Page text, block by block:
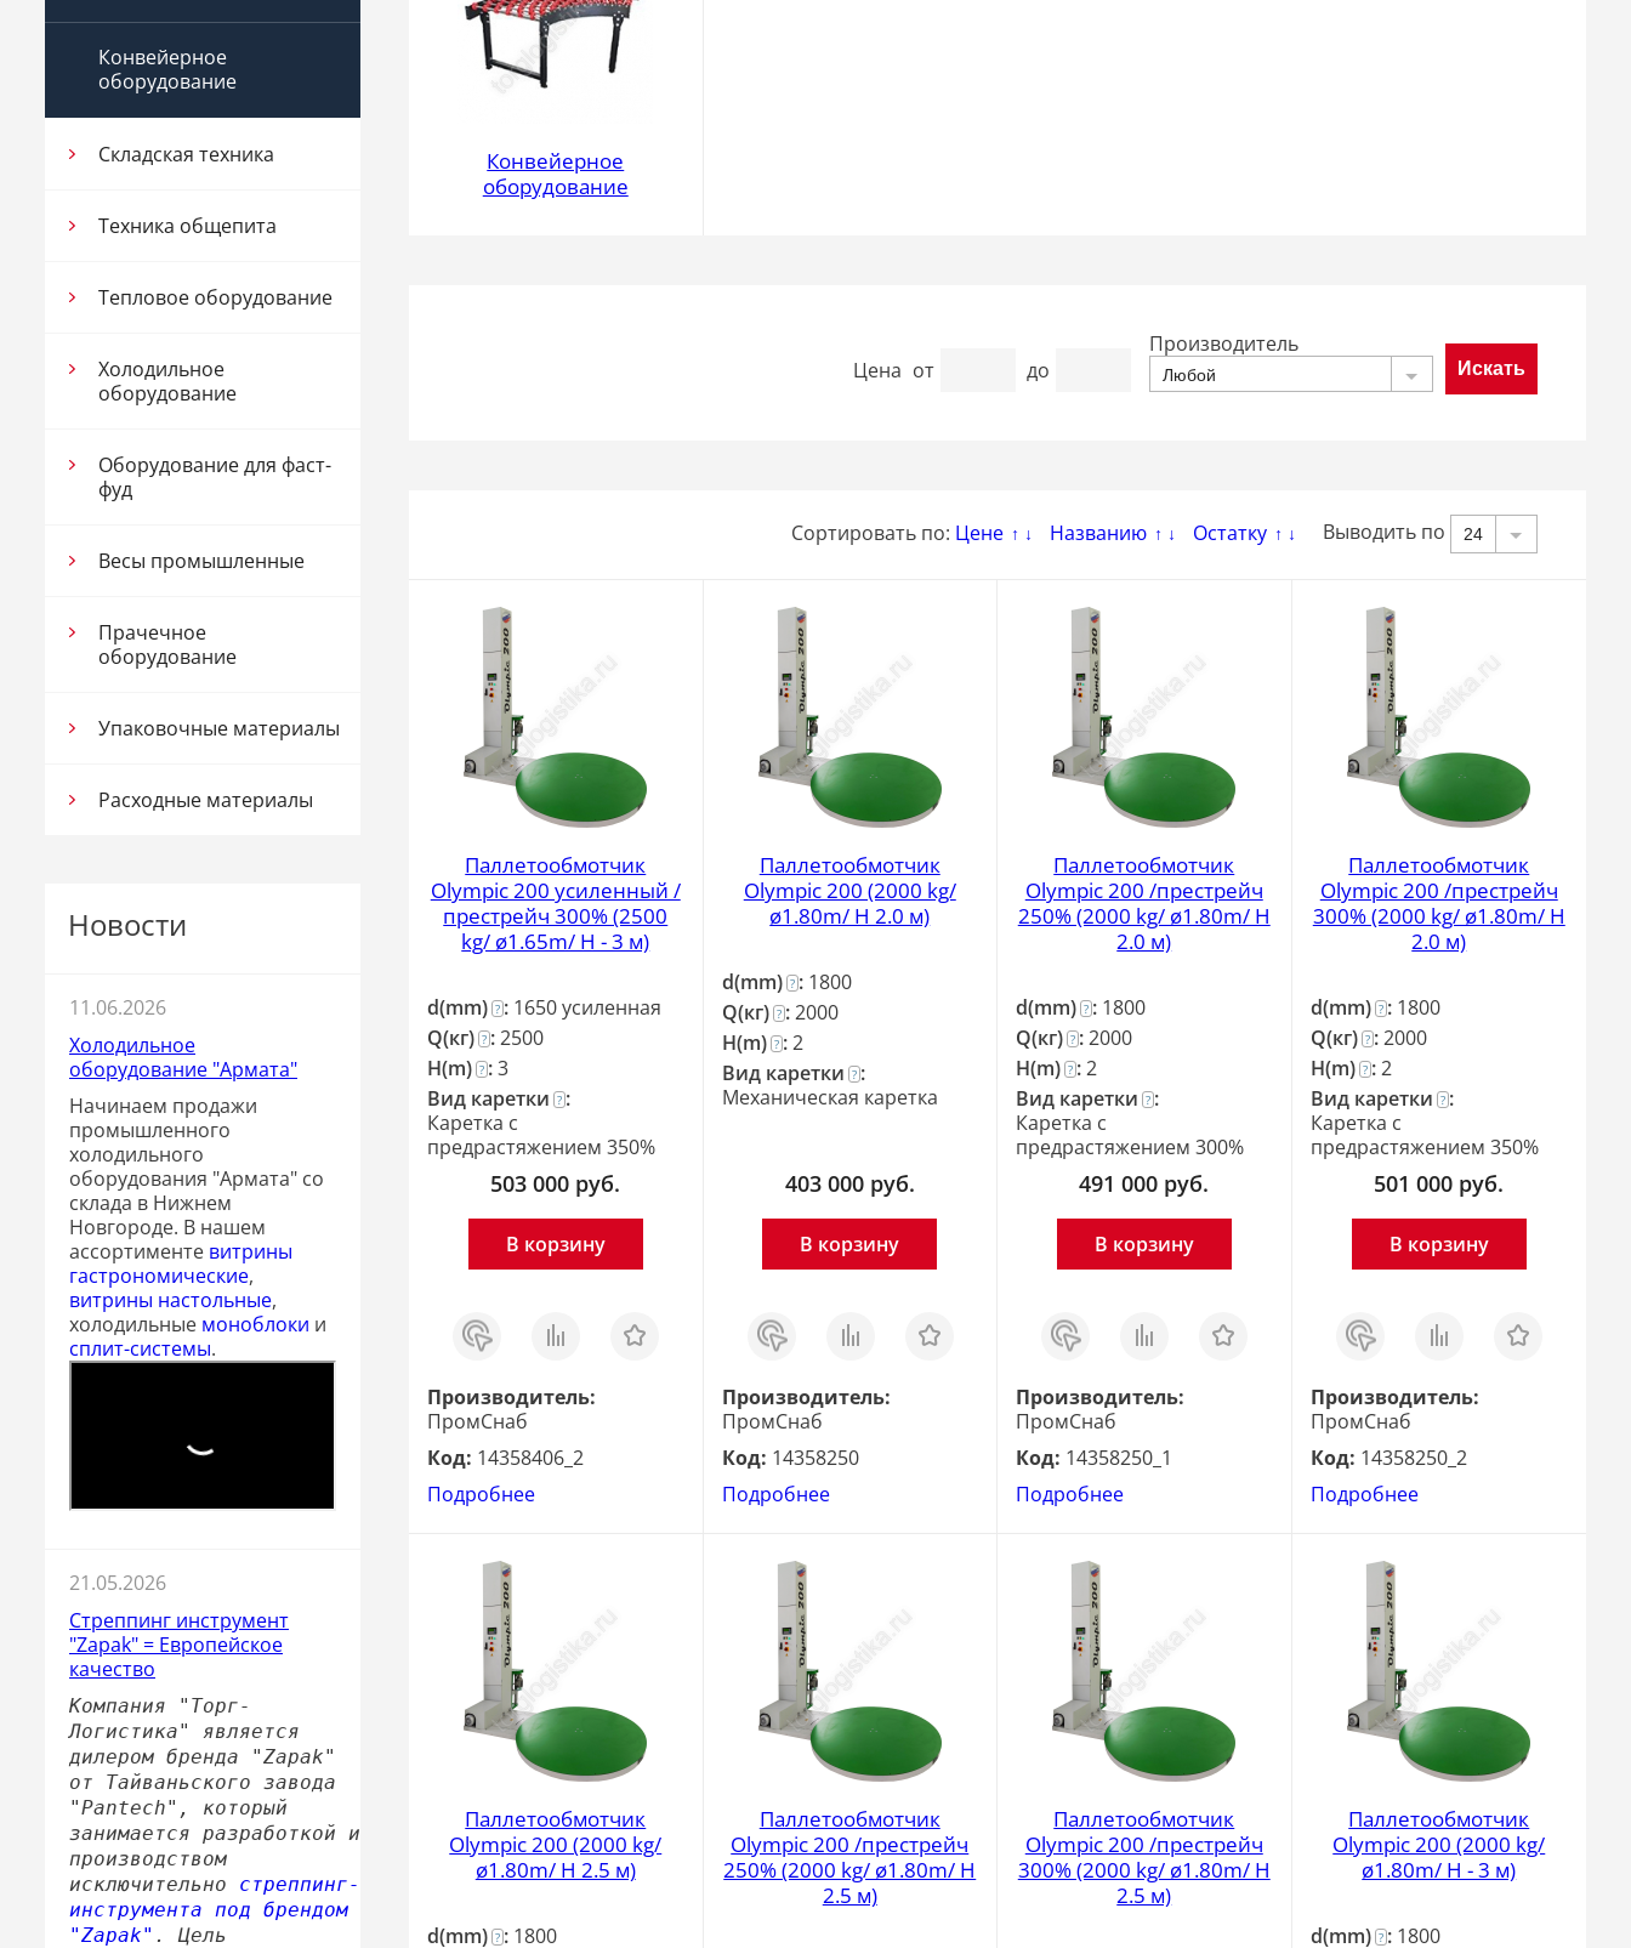
Конвейерное
оборудование
Складская техника
Техника общепита
Тепловое оборудование
Холодильное
оборудование
Оборудование для фаст-
фуд
Весы промышленные
Прачечное
оборудование
Упаковочные материалы
Расходные материалы
Новости
11.06.2026
Холодильное
оборудование "Армата"
Начинаем продажи
промышленного
холодильного
оборудования "Армата" со
склада в Нижнем
Новгороде. В нашем
ассортименте витрины
гастрономические,
витрины настольные,
холодильные моноблоки и
сплит-системы.
21.05.2026
Стреппинг инструмент
"Zapak" = Европейское
качество
Компания "Торг-
Логистика" является
дилером бренда "Zapak"
от Тайваньского завода
"Pantech", который
занимается разработкой и
производством
исключительно стреппинг-
инструмента под брендом
"Zapak" . Цель
Конвейерное
оборудование
Цена от до
Производитель
Любой
Сортировать по: Цене ↑ ↓ Названию ↑ ↓ Остатку ↑ ↓ Выводить по 24
Паллетообмотчик
Olympic 200 усиленный /
престрейч 300% (2500
kg/ ø1.65m/ H - 3 м)
d(mm) ? : 1650 усиленная
Q(кг) ? :2500
H(m) ? :3
Вид каретки ? :
Каретка c
предрастяжением 350%
503 000 руб.
В корзину
Заказ
в 1
клик
Сравнить Отложить
Производитель:
ПромСнаб
Код: 14358406_2
Подробнее
Паллетообмотчик
Olympic 200 (2000 kg/
ø1.80m/ H 2.0 м)
d(mm) ? : 1800
Q(кг) ? :2000
H(m) ? :2
Вид каретки ? :
Механическая каретка
403 000 руб.
В корзину
Заказ
в 1
клик
Сравнить Отложить
Производитель:
ПромСнаб
Код: 14358250
Подробнее
Паллетообмотчик
Olympic 200 /престрейч
250% (2000 kg/ ø1.80m/ H
2.0 м)
d(mm) ? : 1800
Q(кг) ? :2000
H(m) ? :2
Вид каретки ? :
Каретка c
предрастяжением 300%
491 000 руб.
В корзину
Заказ
в 1
клик
Сравнить Отложить
Производитель:
ПромСнаб
Код: 14358250_1
Подробнее
Паллетообмотчик
Olympic 200 /престрейч
300% (2000 kg/ ø1.80m/ H
2.0 м)
d(mm) ? : 1800
Q(кг) ? :2000
H(m) ? :2
Вид каретки ? :
Каретка c
предрастяжением 350%
501 000 руб.
В корзину
Заказ
в 1
клик
Сравнить Отложить
Производитель:
ПромСнаб
Код: 14358250_2
Подробнее
Паллетообмотчик
Olympic 200 (2000 kg/
ø1.80m/ H 2.5 м)
d(mm) ? : 1800
Паллетообмотчик
Olympic 200 /престрейч
250% (2000 kg/ ø1.80m/ H
2.5 м)
Паллетообмотчик
Olympic 200 /престрейч
300% (2000 kg/ ø1.80m/ H
2.5 м)
Паллетообмотчик
Olympic 200 (2000 kg/
ø1.80m/ H - 3 м)
d(mm) ? : 1800